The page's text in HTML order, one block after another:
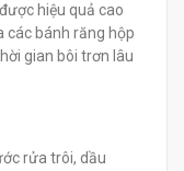
hiệu quả cao
các bánh răng hộp
gian bôi trơn lâu
rửa trôi, dầu